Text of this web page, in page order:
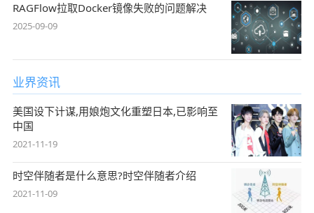
RAGFlow拉取Docker镜像失败的问题解决
2025-09-09
业界资讯
美国设下计谋,用娘炮文化重塑日本,已影响至
中国
2021-11-19
时空伴随者是什么意思?时空伴随者介绍
2021-11-09